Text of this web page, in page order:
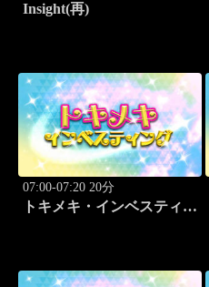
Insight(再)
07:00-07:20 20分
トキメキ・インベスティン